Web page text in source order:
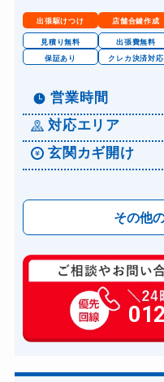
金庫カギ交換
ロッカーカギ開け
ドアノブカギ開け
ドアノブカギ作成
ドアノブカギ交換
出張駆けつけ 店舗合鍵作成
見積り無料 出張費無料
保証あり
クレカ決済対応
営業時間
対応エリア
玄関カギ開け
その他
玄関カギ開け
玄関カギ修理
玄関カギ交換